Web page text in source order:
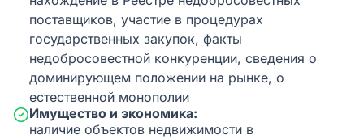
поставщиков, участие в процедурах
государственных закупок, факты
недобросовестной конкуренции, сведения о
доминирующем положении на рынке, о
естественной монополии
Имущество и экономика:
наличие объектов недвижимости в